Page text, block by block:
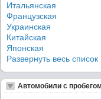
Итальянская
Французская
Украинская
Китайская
Японская
Развернуть весь список
Автомобили с пробегом